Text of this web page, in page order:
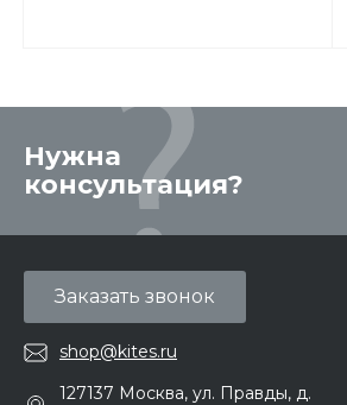
Нужна
консультация?
Заказать звонок
shop@kites.ru
127137 Москва, ул. Правды, д.